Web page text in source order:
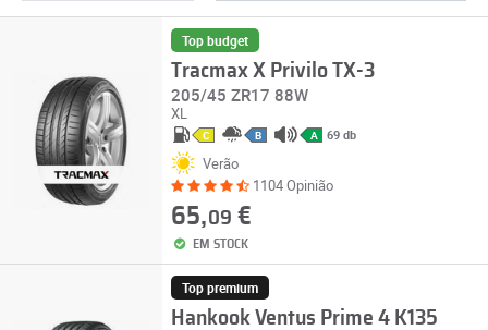
Top budget
Tracmax X Privilo TX-3
205/45 ZR17 88W
XL
C B A 69 db
Verão
1104 Opinião
65,09 €
EM STOCK
Top premium
Hankook Ventus Prime 4 K135